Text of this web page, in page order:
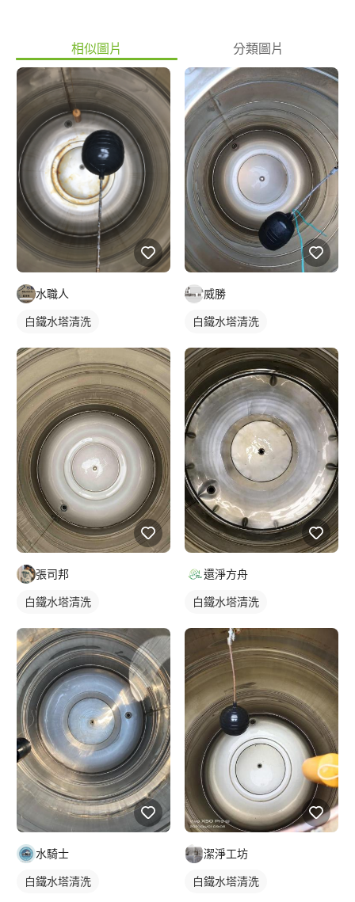
相似圖片 分類圖片
水職人
白鐵水塔清洗
張司邦
白鐵水塔清洗
水騎士
白鐵水塔清洗
威勝
白鐵水塔清洗
還淨方舟
白鐵水塔清洗
潔淨工坊
白鐵水塔清洗